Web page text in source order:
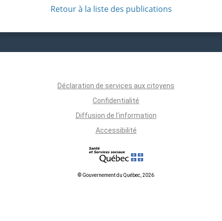
Retour à la liste des publications
Déclaration de services aux citoyens
Confidentialité
Diffusion de l'information
Accessibilité
© Gouvernement du Québec, 2026